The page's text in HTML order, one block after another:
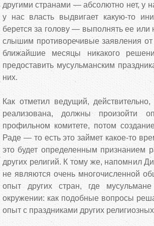
другими странами — абсолютно нет, у
у нас власть выдвигает какую-то
берется за голову — выполнять ее
слышим противоречивые заявления
ближайшие месяцы никакого
предоставить мусульманским
них.
Как отметил ведущий,
реализована, должны произойти
профильном комитете, потом
Раде — то есть это займет какое-то
это будет определенным признанием
других религий. К тому же, напомнил
не являются очень многочисленной
опыт других стран, где
окружении: как подобные вопросы
опыт с праздниками других